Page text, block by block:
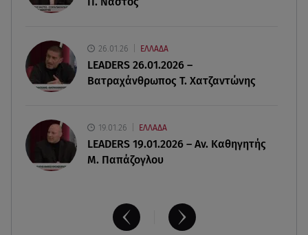
«Πάμε για νέα θεραπεία»: Η νέα φωτογραφία του
Παράσχου από το νοσοκομείο
26.01.26 ΕΛΛΑΔΑ
LEADERS 26.01.2026 –
Βατραχάνθρωπος Τ. Χατζαντώνης
19.01.26 ΕΛΛΑΔΑ
LEADERS 19.01.2026 – Αν. Καθηγητής
Μ. Παπάζογλου